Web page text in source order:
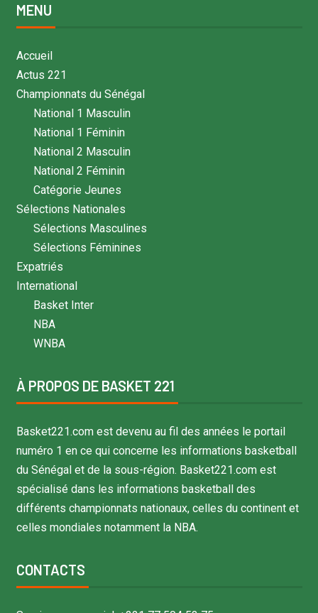
MENU
Accueil
Actus 221
Championnats du Sénégal
National 1 Masculin
National 1 Féminin
National 2 Masculin
National 2 Féminin
Catégorie Jeunes
Sélections Nationales
Sélections Masculines
Sélections Féminines
Expatriés
International
Basket Inter
NBA
WNBA
À PROPOS DE BASKET 221
Basket221.com est devenu au fil des années le portail
numéro 1 en ce qui concerne les informations basketball
du Sénégal et de la sous-région. Basket221.com est
spécialisé dans les informations basketball des
différents championnats nationaux, celles du continent et
celles mondiales notamment la NBA.
CONTACTS